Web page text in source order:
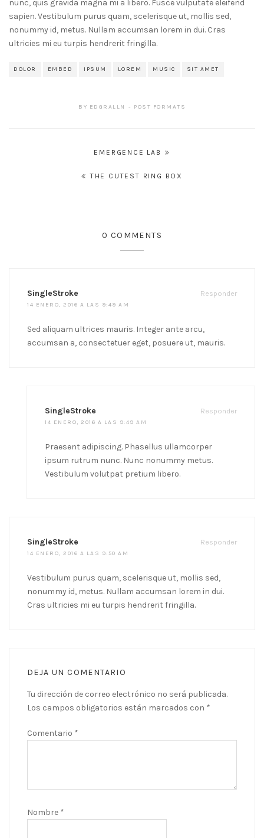
nunc, quis gravida magna mi a libero. Fusce vulputate eleifend
sapien. Vestibulum purus quam, scelerisque ut, mollis sed,
nonummy id, metus. Nullam accumsan lorem in dui. Cras
ultricies mi eu turpis hendrerit fringilla.
DOLOR EMBED IPSUM LOREM MUSIC SIT AMET
BY EDGRALLN POST FORMATS
EMERGENCE LAB
THE CUTEST RING BOX
0 COMMENTS
SingleStroke
14 ENERO, 2016 A LAS 9:49 AM
Sed aliquam ultrices mauris. Integer ante arcu,
accumsan a, consectetuer eget, posuere ut, mauris.
Responder
SingleStroke
14 ENERO, 2016 A LAS 9:49 AM
Praesent adipiscing. Phasellus ullamcorper
ipsum rutrum nunc. Nunc nonummy metus.
Vestibulum volutpat pretium libero.
Responder
SingleStroke
14 ENERO, 2016 A LAS 9:50 AM
Vestibulum purus quam, scelerisque ut, mollis sed,
nonummy id, metus. Nullam accumsan lorem in dui.
Cras ultricies mi eu turpis hendrerit fringilla.
Responder
DEJA UN COMENTARIO
Tu dirección de correo electrónico no será publicada.
Los campos obligatorios están marcados con *
Comentario *
Nombre *